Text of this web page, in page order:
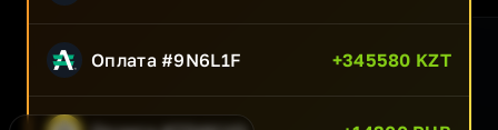
Оплата #9N6L1F +345580 KZT